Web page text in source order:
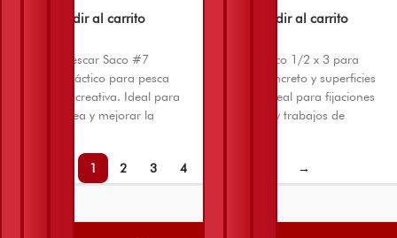
Añadir al carrito
Anzuelo de pescar Saco #7
resistente y práctico para pesca
deportiva o recreativa. Ideal para
montar en línea y mejorar la
Añadir al carrito
Chazo metálico 1/2 x 3 para
anclaje en concreto y superficies
resistentes. Ideal para fijaciones
estructurales y trabajos de
1 2 3 4 →